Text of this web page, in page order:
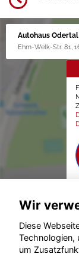
Autohaus Odertal
Ehm-Welk-Str. 81,
©
Wir
Diese
Technologien,
um